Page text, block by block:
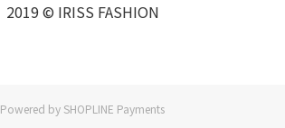
2019 © IRISS FASHION
Powered by SHOPLINE Payments